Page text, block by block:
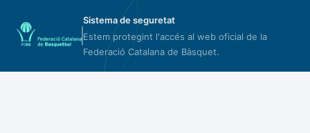
Sistema de seguretat
Estem protegint l'accés al web oficial de la
Federació Catalana de Bàsquet.